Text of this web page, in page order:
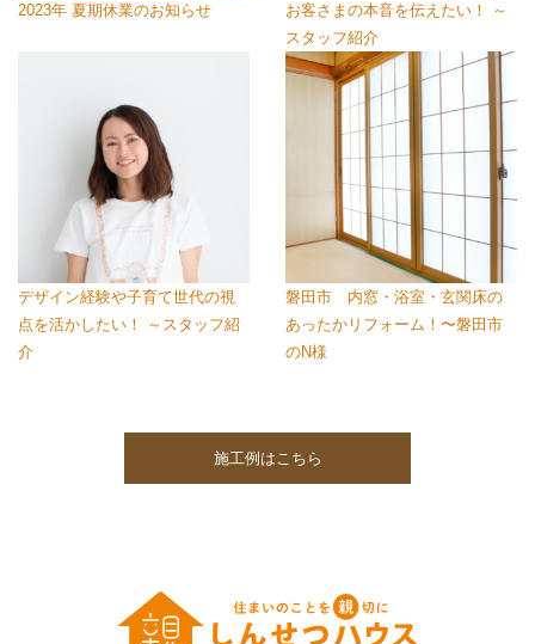
2023年 夏期休業のお知らせ
お客さまの本音を伝えたい！ ～
スタッフ紹介
デザイン経験や子育て世代の視
点を活かしたい！ ～スタッフ紹
介
磐田市 内窓・浴室・玄関床の
あったかリフォーム！〜磐田市
のN様
施工例はこちら